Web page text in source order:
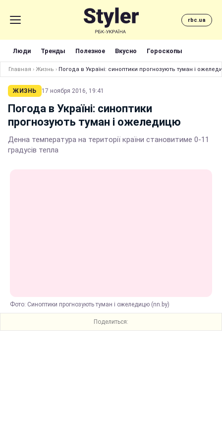
rbc.ua
Люди Тренды Полезное Вкусно Гороскопы
Главная › Жизнь › Погода в Україні: синоптики прогнозують туман і
ЖИЗНЬ 17 ноября 2016, 19:41
Погода в Україні: синоптики
прогнозують туман і ожеледицю
Денна температура на території країни становитиме 0-11
градусів тепла
Фото: Синоптики прогнозують туман і ожеледицю (nn.by)
Поделиться: